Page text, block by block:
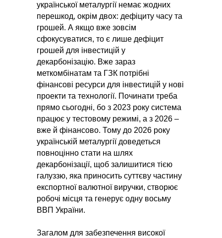
української металургії немає жодних
перешкод, окрім двох: дефіциту часу та
грошей. А якщо вже зовсім
сфокусуватися, то є лише дефіцит
грошей для інвестицій у
декарбонізацію. Вже зараз
меткомбінатам та ГЗК потрібні
фінансові ресурси для інвестицій у нові
проекти та технології. Починати треба
прямо сьогодні, бо з 2023 року система
працює у тестовому режимі, а з 2026 –
вже й фінансово. Тому до 2026 року
українській металургії доведеться
повноцінно стати на шлях
декарбонізації, щоб залишитися тією
галуззю, яка приносить суттєву частину
експортної валютної виручки, створює
робочі місця та генерує одну восьму
ВВП України.
Загалом для забезпечення високої